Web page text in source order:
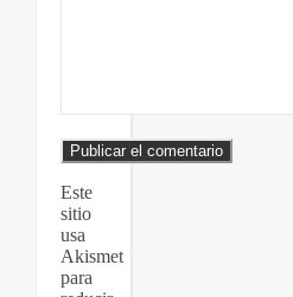
Este
sitio
usa
Akismet
para